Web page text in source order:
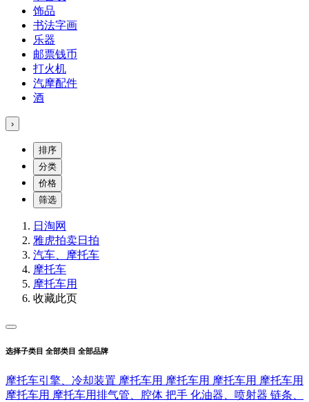
饰品
书法字画
乐器
邮票钱币
打火机
汽摩配件
酒
›
排序
分类
价格
筛选
日淘网
雅虎拍卖日拍
汽车、摩托车
摩托车
摩托车用
收藏此页
选择子类目 全部类目 全部品牌
摩托车引擎、冷却装置 摩托车用 摩托车用 摩托车用 摩托车用
摩托车用 摩托车用排气管、腔体 把手 化油器、喷射器 链条、